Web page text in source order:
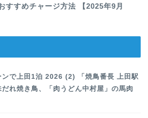
すすめチャージ方法 【2025年9月
ンで上田1泊 2026 (2) 「焼鳥番長 上田駅
れ焼き鳥、「肉うどん中村屋」の馬肉